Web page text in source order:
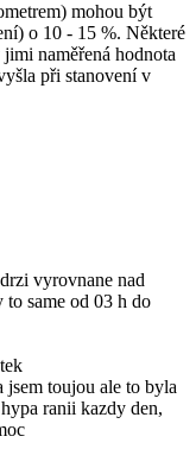
mohou být
o 10 - 15 %. Některé
naměřená hodnota
při stanovení v
vyrovnane nad
to same od 03 h do
jsem toujou ale to byla
ranii kazdy den,